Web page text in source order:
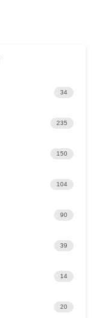
34
235
150
104
90
39
14
20